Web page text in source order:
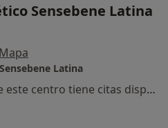
Sensebene Latina
Mapa
Latina
Ningún profesional de este centro tiene citas disponibles